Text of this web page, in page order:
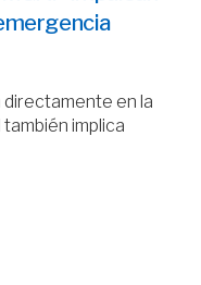
directamente en la
implica